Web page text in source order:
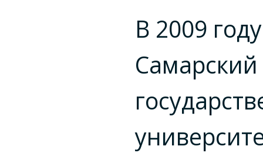
В 2009
Самарский